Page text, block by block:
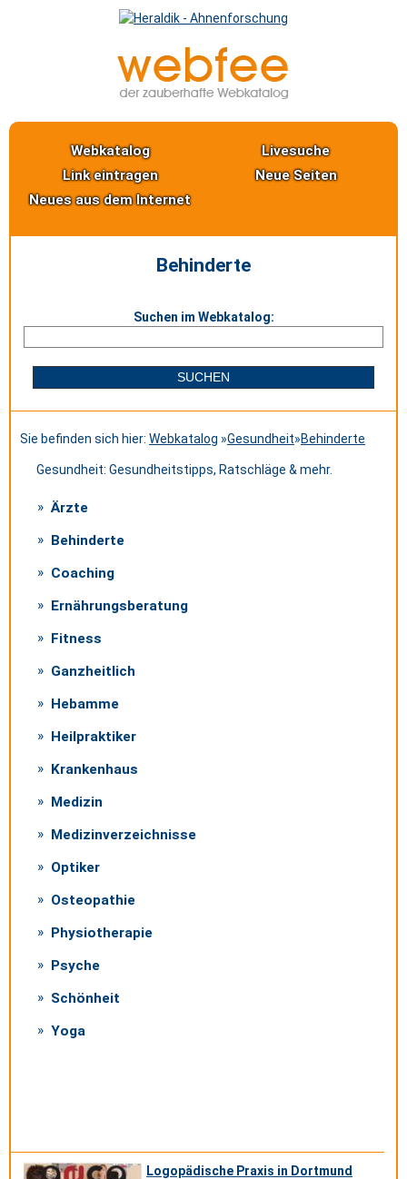
Webkatalog
Livesuche
Link eintragen
Neue Seiten
Neues aus dem Internet
Behinderte
Suchen im Webkatalog:
Sie befinden sich hier: Webkatalog »Gesundheit»Behinderte
Gesundheit: Gesundheitstipps, Ratschläge & mehr.
Ärzte
Behinderte
Coaching
Ernährungsberatung
Fitness
Ganzheitlich
Hebamme
Heilpraktiker
Krankenhaus
Medizin
Medizinverzeichnisse
Optiker
Osteopathie
Physiotherapie
Psyche
Schönheit
Yoga
Logopädische Praxis in Dortmund